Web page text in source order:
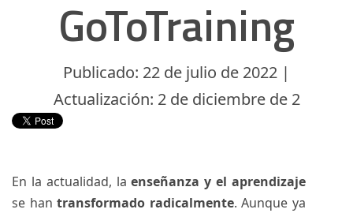
GoToTraining
Publicado: 22 de julio de 2022 |
Actualización: 2 de diciembre de 2
En la actualidad, laenseñanza y el aprendizaje
se hantransformado radicalmente. Aunque ya